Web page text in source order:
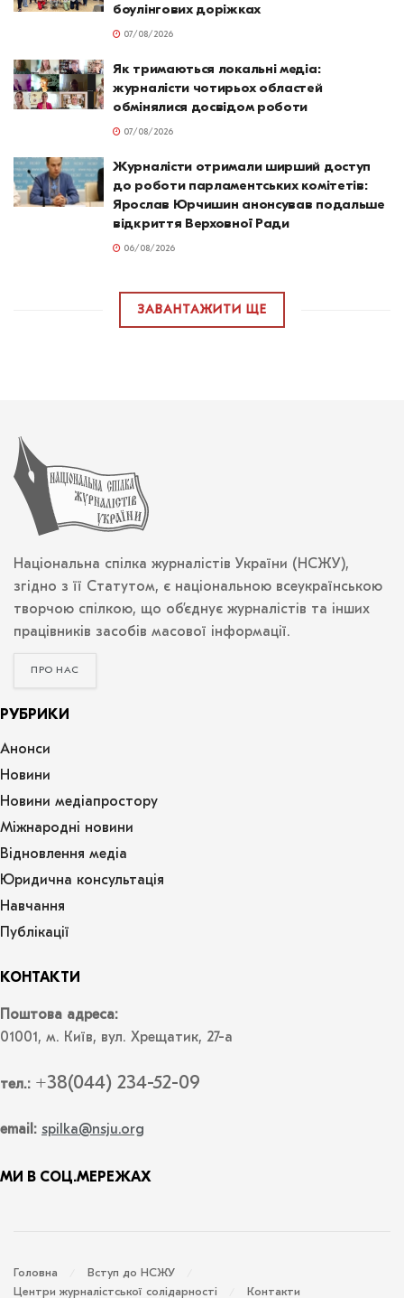
боулінгових доріжках
07/08/2026
Як тримаються локальні медіа:
журналісти чотирьох областей
обмінялися досвідом роботи
07/08/2026
Журналісти отримали ширший доступ
до роботи парламентських комітетів:
Ярослав Юрчишин анонсував подальше
відкриття Верховної Ради
06/08/2026
ЗАВАНТАЖИТИ ЩЕ
Національна спілка журналістів України (НСЖУ),
згідно з її Статутом, є національною всеукраїнською
творчою спілкою, що об’єднує журналістів та інших
працівників засобів масової інформації.
ПРО НАС
РУБРИКИ
Анонси
Новини
Новини медіапростору
Міжнародні новини
Відновлення медіа
Юридична консультація
Навчання
Публікації
КОНТАКТИ
Поштова адреса:
01001, м. Київ, вул. Хрещатик, 27-а
тел.: +38(044) 234-52-09
email: spilka@nsju.org
МИ В СОЦ.МЕРЕЖАХ
Головна
Вступ до НСЖУ
Центри журналістської солідарності
Контакти